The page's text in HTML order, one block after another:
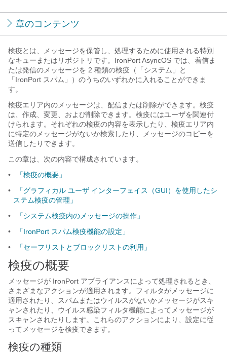
章のコンテンツ
検疫とは、メッセージを保管し、処理するために使用される特別
なキューまたはリポジトリです。IronPort AsyncOS では、着信ま
たは発信のメッセージを 2 種類の検疫（「システム」と
「IronPort スパム」）のうちのいずれかに入れることができま
す。
検疫エリア内のメッセージは、配信または削除ができます。検疫
は、作成、変更、および削除できます。検疫にはユーザを関連付
けられます。それぞれの検疫の内容を表示したり、検疫エリア内
に特定のメッセージがないか検索したり、メッセージのコピーを
送信したりできます。
この章は、次の内容で構成されています。
•
「検疫の概要」
•
「グラフィカル ユーザ インターフェイス（GUI）を使用したシ
ステム検疫の管理」
•
「システム検疫内のメッセージの操作」
•
「IronPort スパム検疫機能の設定」
•
「セーフリストとブロックリストの利用」
検疫の概要
メッセージが IronPort アプライアンスによって処理されるとき、
さまざまなアクションが適用されます。フィルタがメッセージに
適用されたり、スパムまたはウイルスがないかメッセージがスキ
ャンされたり、ウイルス感染フィルタ機能によってメッセージが
スキャンされたりします。これらのアクションにより、設定に従
ってメッセージを検疫できます。
検疫の種類